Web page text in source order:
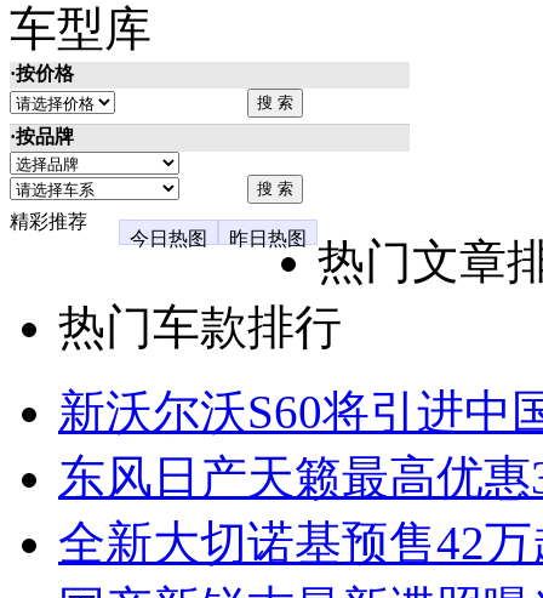
车型库
·按价格
·按品牌
精彩推荐
今日热图
昨日热图
热门文章
热门车款排行
新沃尔沃S60将引进中
东风日产天籁最高优
全新大切诺基预售42